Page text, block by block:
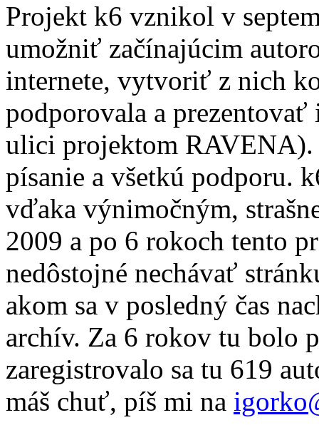
Projekt k6 vznikol v
umožniť začínajúcim
internete, vytvoriť z nich
podporovala a
ulici projektom RAVENA).
písanie a všetkú podporu.
vďaka výnimočným,
2009 a po 6 rokoch tento
nedôstojné nechávať
akom sa v posledný čas
archív. Za 6 rokov tu bolo
zaregistrovalo sa tu 619
máš chuť, píš mi na